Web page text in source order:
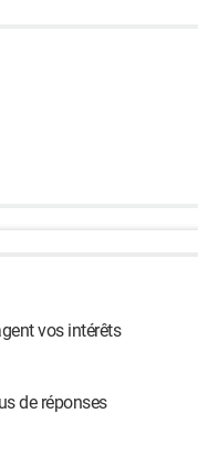
vos intérêts
de réponses